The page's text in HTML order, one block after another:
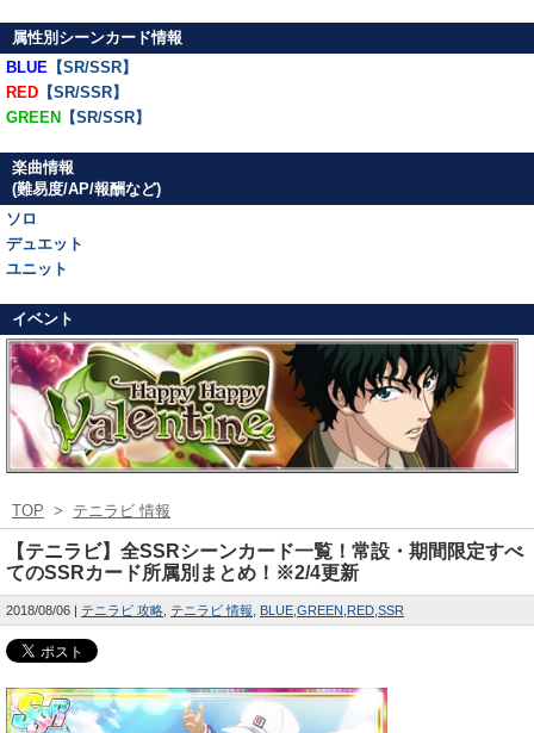
属性別シーンカード情報
BLUE 【SR/SSR】
RED 【SR/SSR】
GREEN 【SR/SSR】
楽曲情報
(難易度/AP/報酬など)
ソロ
デュエット
ユニット
イベント
TOP > テニラビ 情報
【テニラビ】全SSRシーンカード一覧！常設・期間限定すべ
てのSSRカード所属別まとめ！※2/4更新
2018/08/06 テニラビ 攻略 テニラビ 情報 BLUE GREEN RED SSR